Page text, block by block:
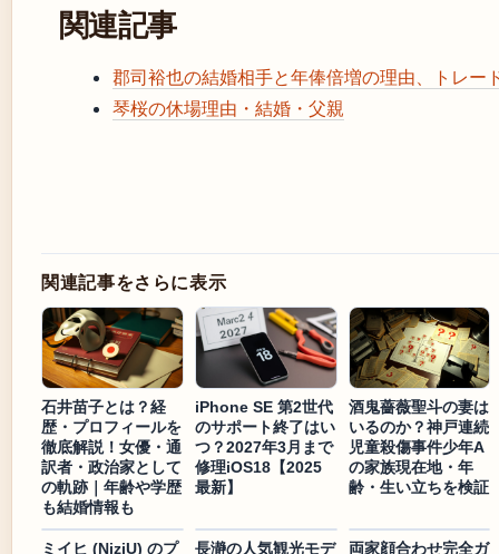
関連記事
郡司裕也の結婚相手と年俸倍増の理由、トレー
琴桜の休場理由・結婚・父親
関連記事をさらに表示
石井苗子とは？経
歴・プロフィールを
徹底解説！女優・通
訳者・政治家として
の軌跡｜年齢や学歴
も結婚情報も
iPhone SE 第2世代
のサポート終了はい
つ？2027年3月まで
修理iOS18【2025
最新】
酒鬼薔薇聖斗の妻は
いるのか？神戸連続
児童殺傷事件少年A
の家族現在地・年
齢・生い立ちを検証
ミイヒ (NiziU) のプ
長瀞の人気観光モデ
両家顔合わせ完全ガ